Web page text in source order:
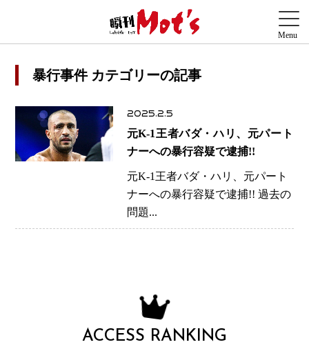
暴行事件 カテゴリーの記事
2025.2.5
元K-1王者バダ・ハリ、元パート
ナーへの暴行容疑で逮捕!!
元K-1王者バダ・ハリ、元パート
ナーへの暴行容疑で逮捕!! 過去の
問題...
ACCESS RANKING